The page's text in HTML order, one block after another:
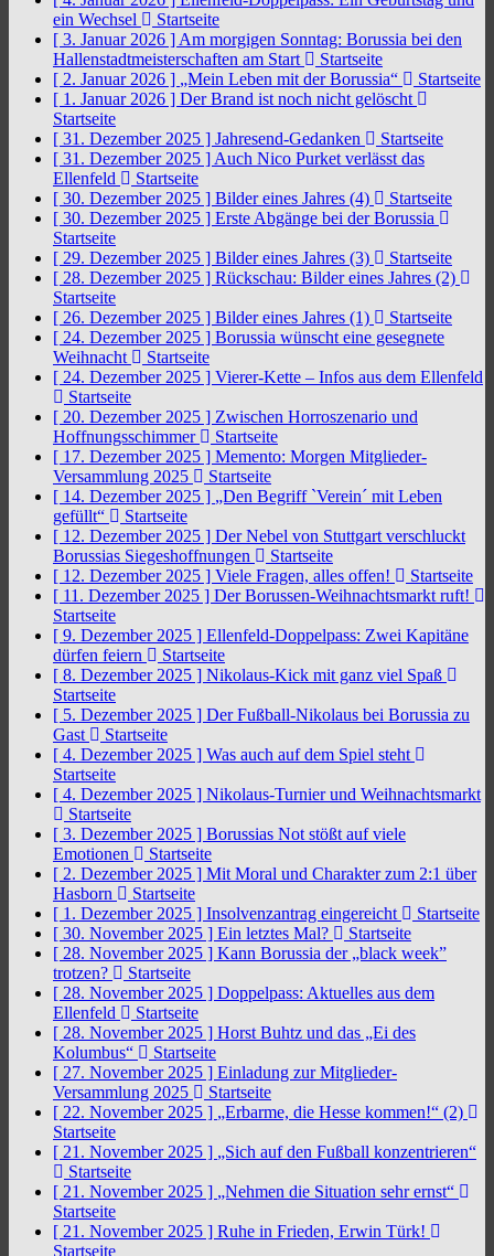
ein Wechsel
Startseite
[ 3. Januar 2026 ] Am morgigen Sonntag: Borussia bei den
Hallenstadtmeisterschaften am Start
Startseite
[ 2. Januar 2026 ] „Mein Leben mit der Borussia“
Startseite
[ 1. Januar 2026 ] Der Brand ist noch nicht gelöscht
Startseite
[ 31. Dezember 2025 ] Jahresend-Gedanken
Startseite
[ 31. Dezember 2025 ] Auch Nico Purket verlässt das
Ellenfeld
Startseite
[ 30. Dezember 2025 ] Bilder eines Jahres (4)
Startseite
[ 30. Dezember 2025 ] Erste Abgänge bei der Borussia
Startseite
[ 29. Dezember 2025 ] Bilder eines Jahres (3)
Startseite
[ 28. Dezember 2025 ] Rückschau: Bilder eines Jahres (2)
Startseite
[ 26. Dezember 2025 ] Bilder eines Jahres (1)
Startseite
[ 24. Dezember 2025 ] Borussia wünscht eine gesegnete
Weihnacht
Startseite
[ 24. Dezember 2025 ] Vierer-Kette – Infos aus dem Ellenfeld
Startseite
[ 20. Dezember 2025 ] Zwischen Horroszenario und
Hoffnungsschimmer
Startseite
[ 17. Dezember 2025 ] Memento: Morgen Mitglieder-
Versammlung 2025
Startseite
[ 14. Dezember 2025 ] „Den Begriff `Verein´ mit Leben
gefüllt“
Startseite
[ 12. Dezember 2025 ] Der Nebel von Stuttgart verschluckt
Borussias Siegeshoffnungen
Startseite
[ 12. Dezember 2025 ] Viele Fragen, alles offen!
Startseite
[ 11. Dezember 2025 ] Der Borussen-Weihnachtsmarkt ruft!
Startseite
[ 9. Dezember 2025 ] Ellenfeld-Doppelpass: Zwei Kapitäne
dürfen feiern
Startseite
[ 8. Dezember 2025 ] Nikolaus-Kick mit ganz viel Spaß
Startseite
[ 5. Dezember 2025 ] Der Fußball-Nikolaus bei Borussia zu
Gast
Startseite
[ 4. Dezember 2025 ] Was auch auf dem Spiel steht
Startseite
[ 4. Dezember 2025 ] Nikolaus-Turnier und Weihnachtsmarkt
Startseite
[ 3. Dezember 2025 ] Borussias Not stößt auf viele
Emotionen
Startseite
[ 2. Dezember 2025 ] Mit Moral und Charakter zum 2:1 über
Hasborn
Startseite
[ 1. Dezember 2025 ] Insolvenzantrag eingereicht
Startseite
[ 30. November 2025 ] Ein letztes Mal?
Startseite
[ 28. November 2025 ] Kann Borussia der „black week”
trotzen?
Startseite
[ 28. November 2025 ] Doppelpass: Aktuelles aus dem
Ellenfeld
Startseite
[ 28. November 2025 ] Horst Buhtz und das „Ei des
Kolumbus“
Startseite
[ 27. November 2025 ] Einladung zur Mitglieder-
Versammlung 2025
Startseite
[ 22. November 2025 ] „Erbarme, die Hesse kommen!“ (2)
Startseite
[ 21. November 2025 ] „Sich auf den Fußball konzentrieren“
Startseite
[ 21. November 2025 ] „Nehmen die Situation sehr ernst“
Startseite
[ 21. November 2025 ] Ruhe in Frieden, Erwin Türk!
Startseite